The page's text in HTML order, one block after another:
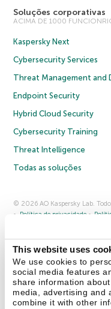
This website uses
We use cookies to
social media features
share information
media, advertising and
combine it with other
Soluções corporativas
ACIMA DE 1000
Kaspersky Next
Cybersecurity Services
Threat Management and
Endpoint Security
Hybrid Cloud Security
Cybersecurity Training
Threat Intelligence
Todas as soluções
© 2026 AO Kaspersky Lab.
Política de privacidade
Fale conosco Sobre a
Comunicado à imprensa
Securelist Eugene Personal